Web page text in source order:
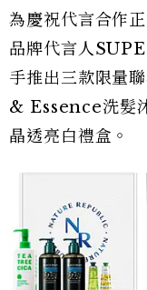
為慶祝代言合作
品牌代言人
手推出三款限量
& Essence洗髮
晶透亮白禮盒。